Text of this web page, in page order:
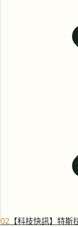
02 【科技快訊】特